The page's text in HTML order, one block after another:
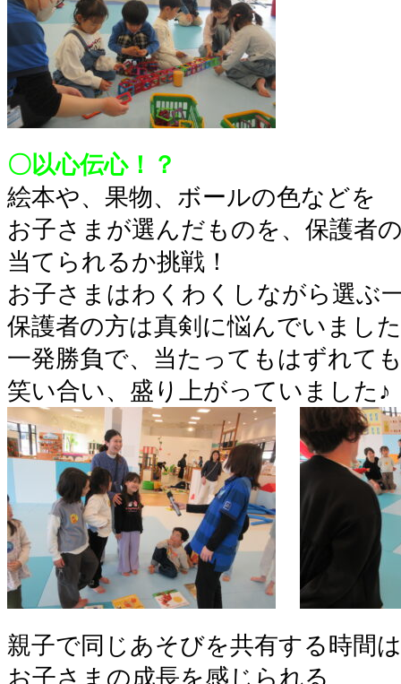
〇以心伝心！？
絵本や、果物、ボールの色などを
お子さまが選んだものを、保護者
当てられるか挑戦！
お子さまはわくわくしながら選ぶ
保護者の方は真剣に悩んでいまし
一発勝負で、当たってもはずれて
笑い合い、盛り上がっていました♪
親子で同じあそびを共有する時間
お子さまの成長を感じられる